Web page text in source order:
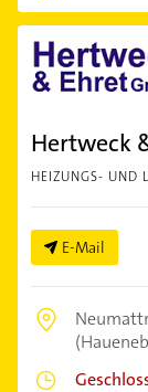
Hertweck
HEIZUNGS- UND
E-Mail